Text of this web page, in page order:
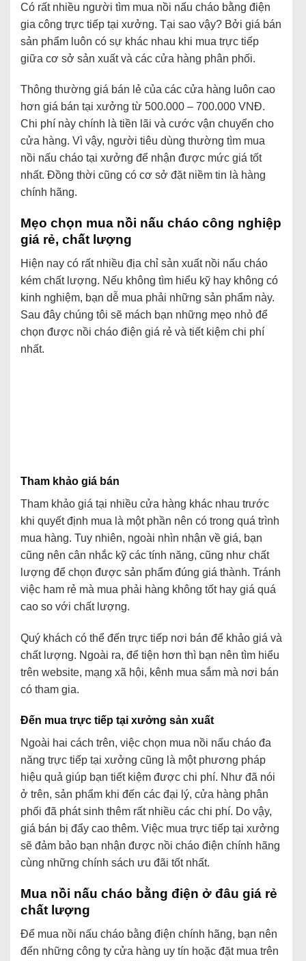
Có rất nhiều người tìm mua nồi nấu cháo bằng điện
gia công trực tiếp tại xưởng. Tại sao vậy? Bởi giá bán
sản phẩm luôn có sự khác nhau khi mua trực tiếp
giữa cơ sở sản xuất và các cửa hàng phân phối.
Thông thường giá bán lẻ của các cửa hàng luôn cao
hơn giá bán tại xưởng từ 500.000 – 700.000 VNĐ.
Chi phí này chính là tiền lãi và cước vận chuyển cho
cửa hàng. Vì vậy, người tiêu dùng thường tìm mua
nồi nấu cháo tại xưởng để nhận được mức giá tốt
nhất. Đồng thời cũng có cơ sở đặt niềm tin là hàng
chính hãng.
Mẹo chọn mua nồi nấu cháo công nghiệp
giá rẻ, chất lượng
Hiện nay có rất nhiều địa chỉ sản xuất nồi nấu cháo
kém chất lượng. Nếu không tìm hiểu kỹ hay không có
kinh nghiệm, bạn dễ mua phải những sản phẩm này.
Sau đây chúng tôi sẽ mách bạn những mẹo nhỏ để
chọn được nồi cháo điện giá rẻ và tiết kiệm chi phí
nhất.
Tham khảo giá bán
Tham khảo giá tại nhiều cửa hàng khác nhau trước
khi quyết định mua là một phần nên có trong quá trình
mua hàng. Tuy nhiên, ngoài nhìn nhận về giá, bạn
cũng nên cân nhắc kỹ các tính năng, cũng như chất
lượng để chọn được sản phẩm đúng giá thành. Tránh
việc ham rẻ mà mua phải hàng không tốt hay giá quá
cao so với chất lượng.
Quý khách có thể đến trực tiếp nơi bán để khảo giá và
chất lượng. Ngoài ra, để tiện hơn thì bạn nên tìm hiểu
trên website, mạng xã hội, kênh mua sắm mà nơi bán
có tham gia.
Đến mua trực tiếp tại xưởng sản xuất
Ngoài hai cách trên, việc chọn mua nồi nấu cháo đa
năng trực tiếp tại xưởng cũng là một phương pháp
hiệu quả giúp bạn tiết kiệm được chi phí. Như đã nói
ở trên, sản phẩm khi đến các đại lý, cửa hàng phân
phối đã phát sinh thêm rất nhiều các chi phí. Do vậy,
giá bán bị đẩy cao thêm. Việc mua trực tiếp tại xưởng
sẽ đảm bảo bạn nhận được nồi cháo điện chính hãng
cùng những chính sách ưu đãi tốt nhất.
Mua nồi nấu cháo bằng điện ở đâu giá rẻ
chất lượng
Để mua nồi nấu cháo bằng điện chính hãng, bạn nên
đến những công ty cửa hàng uy tín hoặc đặt mua trên